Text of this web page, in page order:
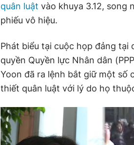
quân luật vào khuya 3.12, song
phiếu vô hiệu.
Phát biểu tại cuộc họp đảng tại
quyền Quyền lực Nhân dân
Yoon đã ra lệnh bắt giữ một số
thiết quân luật với lý do họ